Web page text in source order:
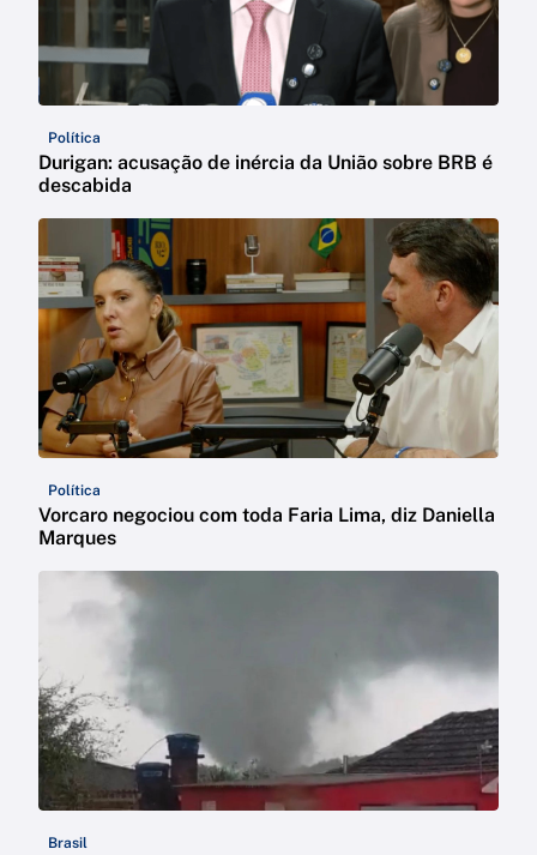
Política
Durigan: acusação de inércia da União sobre BRB é
descabida
Política
Vorcaro negociou com toda Faria Lima, diz Daniella
Marques
Brasil